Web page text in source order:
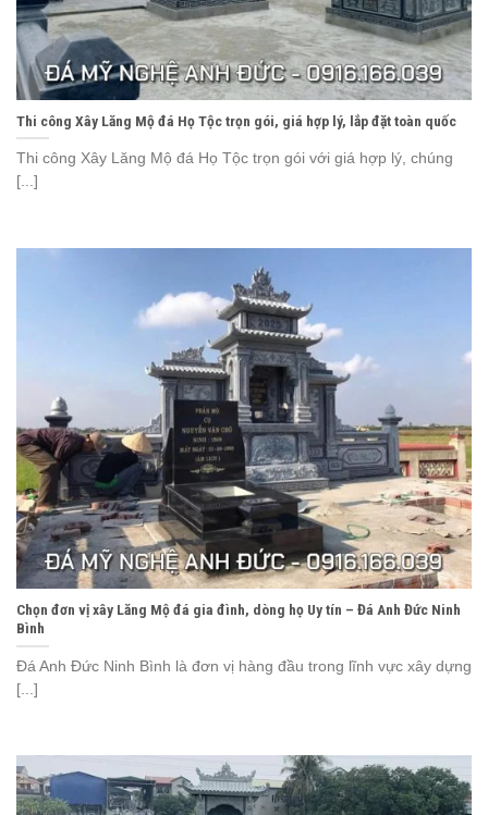
Thi công Xây Lăng Mộ đá Họ Tộc trọn gói, giá hợp lý, lắp đặt toàn quốc
Thi công Xây Lăng Mộ đá Họ Tộc trọn gói với giá hợp lý, chúng
[...]
Chọn đơn vị xây Lăng Mộ đá gia đình, dòng họ Uy tín – Đá Anh Đức Ninh
Bình
Đá Anh Đức Ninh Bình là đơn vị hàng đầu trong lĩnh vực xây dựng
[...]